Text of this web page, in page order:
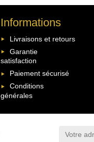
Informations
Livraisons et retours
Garantie
satisfaction
Paiement sécurisé
Conditions
générales